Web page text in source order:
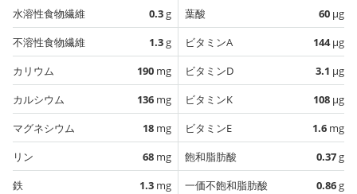
水溶性食物繊維
0.3g
不溶性食物繊維
1.3g
カリウム
190 mg
カルシウム
136 mg
マグネシウム
18 mg
リン
68 mg
鉄
1.3 mg
葉酸
60 µg
ビタミンA
144µg
ビタミンD
3.1 µg
ビタミンK
108 µg
ビタミンE
1.6 mg
飽和脂肪酸
0.37g
一価不飽和脂肪酸
0.86g